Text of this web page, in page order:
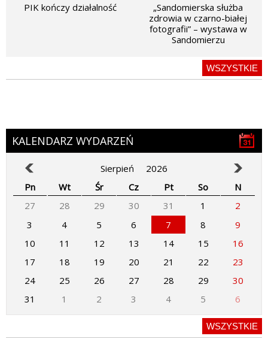
PIK kończy działalność
„Sandomierska służba
zdrowia w czarno-białej
fotografii” – wystawa w
Sandomierzu
WSZYSTKIE
KALENDARZ WYDARZEŃ
Sierpień
2026
Pn
Wt Śr Cz Pt So
N
27
28 29 30 31 1
2
3
4 5 6 7 8
9
10
11 12 13 14 15
16
17
18 19 20 21 22
23
24
25 26 27 28 29
30
31
1 2 3 4 5 6
WSZYSTKIE